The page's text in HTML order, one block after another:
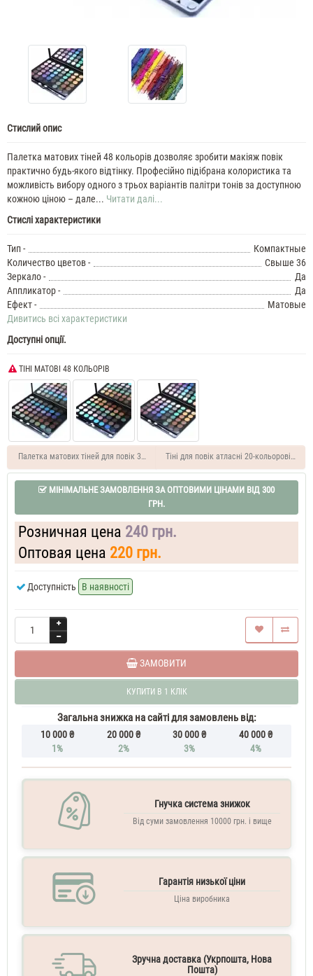
Стислий опис
Палетка матових тіней 48 кольорів дозволяє зробити макіяж повік
практично будь-якого відтінку. Професійно підібрана колористика та
можливість вибору одного з трьох варіантів палітри тонів за доступною
кожною ціною – дале... Читати далі...
Стислі характеристики
Тип -
Компактные
Количество цветов -
Свыше 36
Зеркало -
Да
Аппликатор -
Да
Ефект -
Матовые
Дивитись всі характеристики
Доступні опції.
ТІНІ МАТОВІ 48 КОЛЬОРІВ
Палетка матових тіней для повік 32 кольори LorinaТіні для повік атласні 20-кольорові
МІНІМАЛЬНЕ ЗАМОВЛЕННЯ ЗА ОПТОВИМИ ЦІНАМИ ВІД 300
ГРН.
Розничная цена 240 грн.
Оптовая цена 220 грн.
Доступність В наявності
ЗАМОВИТИ
КУПИТИ В 1 КЛІК
Загальна знижка на сайті для замовлень від:
10 000 ₴
1%
20 000 ₴
2%
30 000 ₴
3%
40 000 ₴
4%
Гнучка система знижок
Від суми замовлення 10000 грн. і вище
Гарантія низької ціни
Ціна виробника
Зручна доставка (Укрпошта, Нова
Пошта)